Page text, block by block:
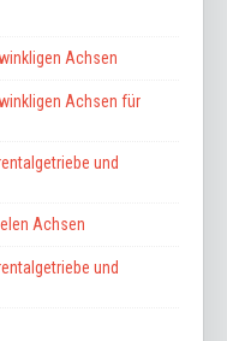
Achsen
Achsen für
und
Achsen
und